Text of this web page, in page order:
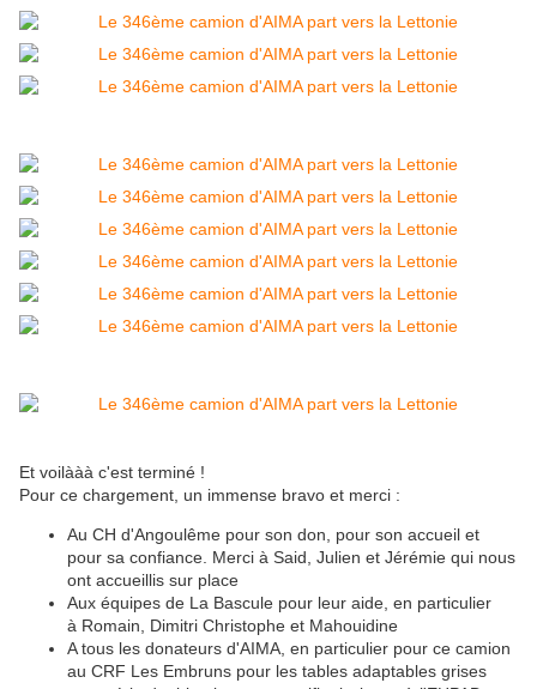
Et voilààà c'est terminé !
Pour ce chargement, un immense bravo et merci :
Au CH d'Angoulême pour son don, pour son accueil et
pour sa confiance. Merci à Said, Julien et Jérémie qui nous
ont accueillis sur place
Aux équipes de La Bascule pour leur aide, en particulier
à Romain, Dimitri Christophe et Mahouidine
A tous les donateurs d'AIMA, en particulier pour ce camion
au CRF Les Embruns pour les tables adaptables grises